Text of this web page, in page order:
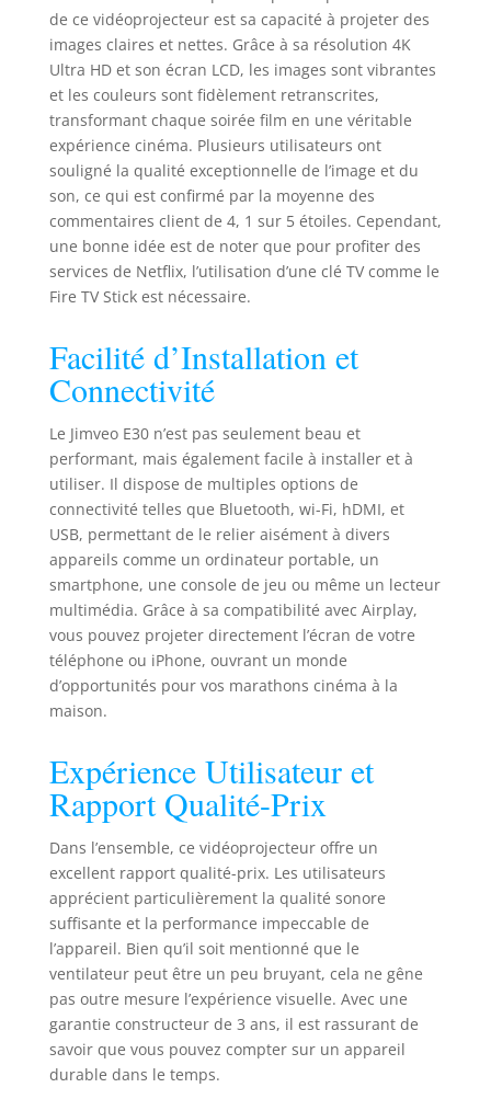
via USB,ce qui le rend idéal pour les
présentations ✿【28000L&Rapport
de contraste natif 1080P&30000:1】
Dispose d'une puissante résolution
4K prise en charge avec
28000LM,E30 projecteur4K offre des
détails incroyables sur votre écran
massif de 400” sans compromis.La
lampe haute puissance offre une
luminosité 80% supérieure à celle
des autres projecteurs d'extérieur.Le
rapport de contraste supérieur de
30000:1 et la profondeur de couleur
d'écran intégrés selon vos
préférences ✿【WiFi 5G/2.4G et
Bluetooth bidirectionnel 5.2】Le
vidéoprojecteur E30 double bande
wifi Bluetooth a une forte capacité
anti-interférence pour assurer une
transmission rapide et stable,
réduisant le retard de 70% par
rapport aux autres mini projecteurs.
La dernière technologie Bluetooth
5.2 bidirectionnelle permet au
projecteur de téléphone d'être utilisé
comme un audio Bluetooth
autonome, tout en se connectant à
l'audio externe pour créer le son
projecteurs E30 avec un système
optique entièrement scellé évitent la
pollution par la poussière sur les
composants optiques et aident à
prolonger la durée de vie des
projecteurs. Équipé de ports
AV/USB/2*HDMI/Audio, vous permet
de connecter facilement PC/TV
Stick//Switch. N'hésitez pas à nous
contacter par support produit ou par
e-mail après-vente pour tout
problème, Jimveo promet un service
24h/24, 7j/7, 3 ans de réparation et
une assistance à vie
de ce vidéoprojecteur est sa capacité à projeter des
images claires et nettes. Grâce à sa résolution 4K
Ultra HD et son écran LCD, les images sont vibrantes
et les couleurs sont fidèlement retranscrites,
transformant chaque soirée film en une véritable
expérience cinéma. Plusieurs utilisateurs ont
souligné la qualité exceptionnelle de l’image et du
son, ce qui est confirmé par la moyenne des
commentaires client de 4, 1 sur 5 étoiles. Cependant,
une bonne idée est de noter que pour profiter des
services de Netflix, l’utilisation d’une clé TV comme le
Fire TV Stick est nécessaire.
Facilité d’Installation et
Connectivité
Le Jimveo E30 n’est pas seulement beau et
performant, mais également facile à installer et à
utiliser. Il dispose de multiples options de
connectivité telles que Bluetooth, wi-Fi, hDMI, et
USB, permettant de le relier aisément à divers
appareils comme un ordinateur portable, un
smartphone, une console de jeu ou même un lecteur
multimédia. Grâce à sa compatibilité avec Airplay,
vous pouvez projeter directement l’écran de votre
téléphone ou iPhone, ouvrant un monde
d’opportunités pour vos marathons cinéma à la
maison.
Expérience Utilisateur et
Rapport Qualité-Prix
Dans l’ensemble, ce vidéoprojecteur offre un
excellent rapport qualité-prix. Les utilisateurs
apprécient particulièrement la qualité sonore
suffisante et la performance impeccable de
l’appareil. Bien qu’il soit mentionné que le
ventilateur peut être un peu bruyant, cela ne gêne
pas outre mesure l’expérience visuelle. Avec une
garantie constructeur de 3 ans, il est rassurant de
savoir que vous pouvez compter sur un appareil
durable dans le temps.